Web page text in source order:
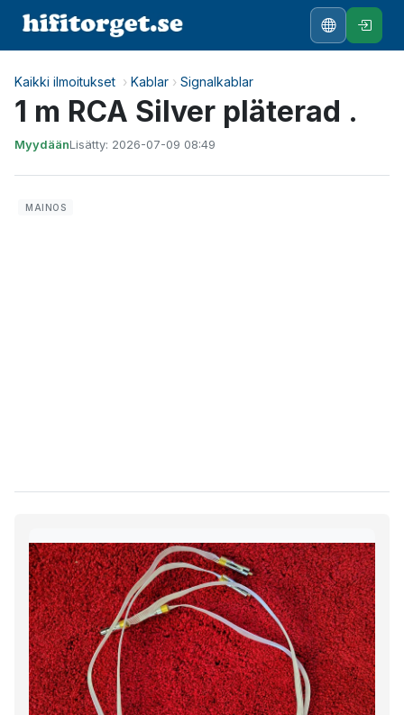
Kaikki ilmoitukset › Kablar › Signalkablar
1 m RCA Silver pläterad .
MyydäänLisätty: 2026-07-09 08:49